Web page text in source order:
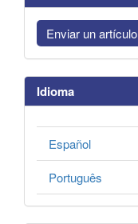
Enviar un artículo
Idioma
Español
Português